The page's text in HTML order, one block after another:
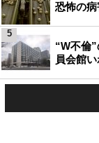
恐怖の
“W不倫
員会館
5